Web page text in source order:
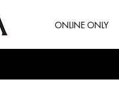
ONLINE ONLY